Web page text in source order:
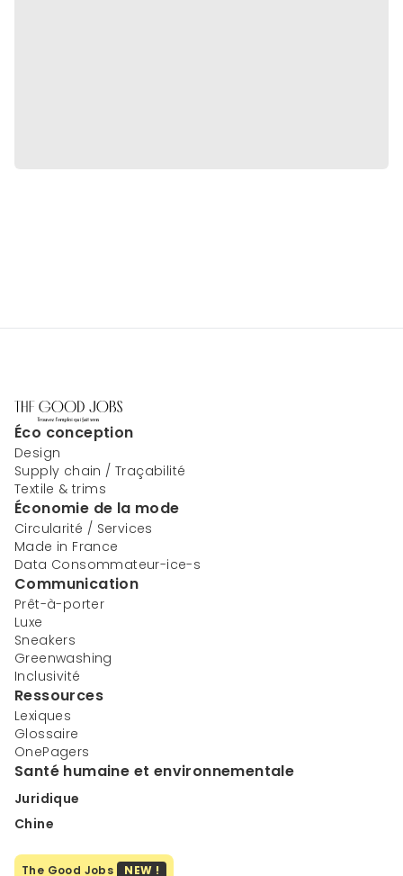
Éco conception
Design
Supply chain / Traçabilité
Textile & trims
Économie de la mode
Circularité / Services
Made in France
Data Consommateur-ice-s
Communication
Prêt-à-porter
Luxe
Sneakers
Greenwashing
Inclusivité
Ressources
Lexiques
Glossaire
OnePagers
Santé humaine et environnementale
Juridique
Chine
The Good Jobs NEW !